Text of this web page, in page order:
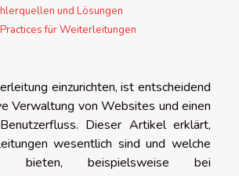
und Lösungen
für Weiterleitungen
einzurichten, ist entscheidend
Verwaltung von Websites und einen
Dieser Artikel erklärt,
wesentlich sind und welche
bieten, beispielsweise bei